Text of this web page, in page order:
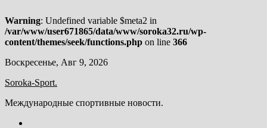
Warning: Undefined variable $meta2 in
/var/www/user671865/data/www/soroka32.ru/wp-
content/themes/seek/functions.php on line 366
Skip
content
Воскресенье, Авг 9, 2026
Soroka-Sport.
Международные спортивные новости.